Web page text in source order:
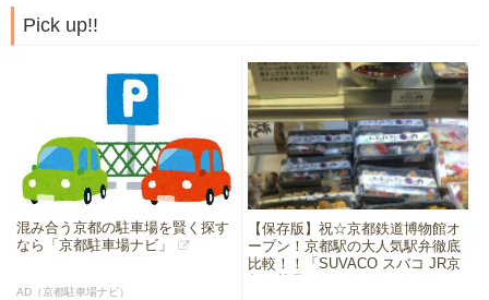
Pick up!!
混み合う京都の駐車場を賢く探す
なら「京都駐車場ナビ」
AD（京都駐車場ナビ）
【保存版】祝☆京都鉄道博物館オ
ープン！京都駅の大人気駅弁徹底
比較！！「SUVACO スバコ JR京